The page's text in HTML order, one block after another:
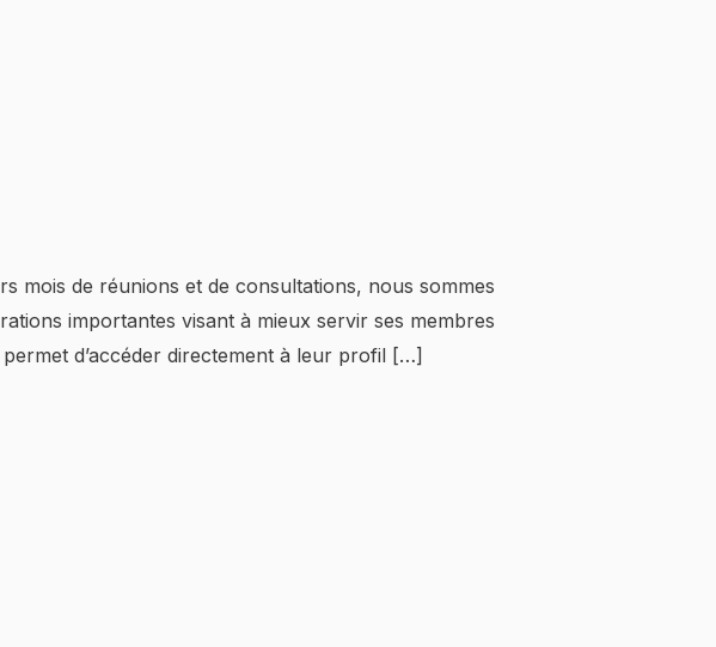
mois de réunions et de consultations, nous sommes
importantes visant à mieux servir ses membres
d’accéder directement à leur profil […]